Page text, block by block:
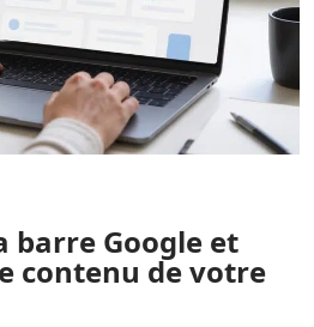
barre Google et
contenu de votre